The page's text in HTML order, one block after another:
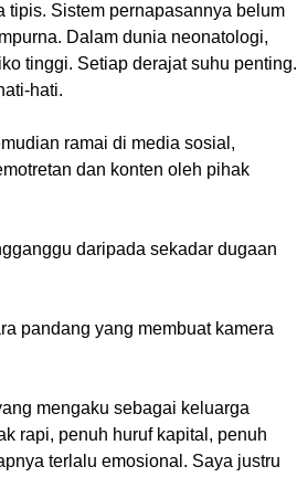
tipis. Sistem pernapasannya belum
Dalam dunia neonatologi,
tinggi. Setiap derajat suhu penting.
hati.
ramai di media sosial,
dan konten oleh pihak
daripada sekadar dugaan
pandang yang membuat kamera
mengaku sebagai keluarga
rapi, penuh huruf kapital, penuh
terlalu emosional. Saya justru